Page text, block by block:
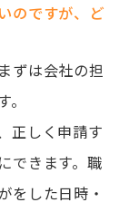
のですが、ど
ずは会社の担
正しく申請す
できます。職
をした日時・